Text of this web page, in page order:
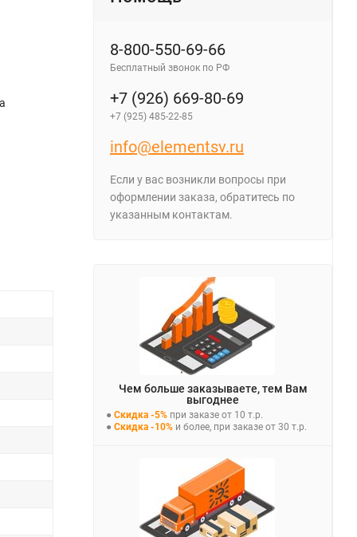
8-800-550-69-66
Бесплатный звонок по РФ
+7 (926) 669-80-69
+7 (925) 485-22-85
info@elementsv.ru
Если у вас возникли вопросы при
оформлении заказа, обратитесь по
указанным контактам.
Чем больше заказываете, тем Вам
выгоднее
● Скидка -5% при заказе от 10 т.р.
● Скидка -10% и более, при заказе от 30 т.р.